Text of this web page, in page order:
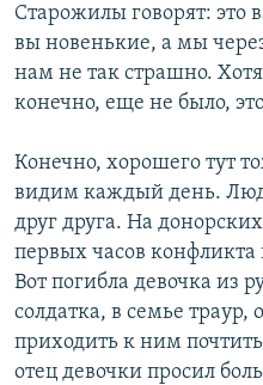
Старожилы говорят: это
вы новенькие, а мы
нам не так страшно.
конечно, еще не было,
Конечно, хорошего тут
видим каждый день.
друг друга. На
первых часов конфликта
Вот погибла девочка из
солдатка, в семье траур,
приходить к ним
отец девочки просил